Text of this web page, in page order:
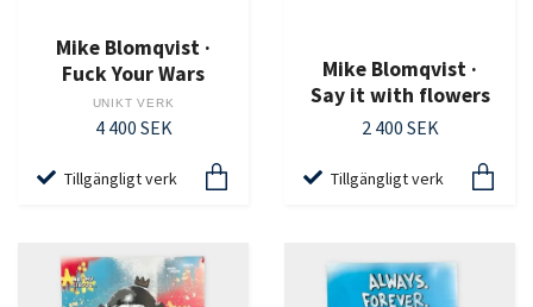
Mike Blomqvist ·
Fuck Your Wars
UNIKT VERK
4 400 SEK
Tillgängligt verk
Mike Blomqvist ·
Say it with flowers
2 400 SEK
Tillgängligt verk